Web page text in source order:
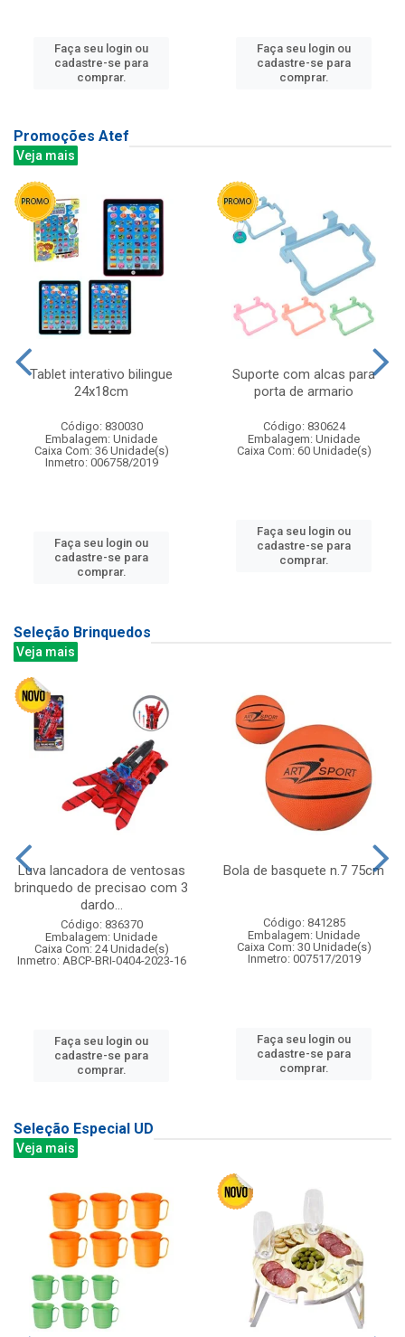
Faça seu login ou
cadastre-se para
comprar.
Faça seu login ou
cadastre-se para
comprar.
Promoções Atef
Veja mais
Tablet interativo bilingue
24x18cm
Código: 830030
Embalagem: Unidade
Caixa Com: 36 Unidade(s)
Inmetro: 006758/2019
Faça seu login ou
cadastre-se para
comprar.
Suporte com alcas para
porta de armario
Código: 830624
Embalagem: Unidade
Caixa Com: 60 Unidade(s)
Faça seu login ou
cadastre-se para
comprar.
Seleção Brinquedos
Veja mais
Luva lancadora de ventosas
brinquedo de precisao com 3
dardo...
Código: 836370
Embalagem: Unidade
Caixa Com: 24 Unidade(s)
Inmetro: ABCP-BRI-0404-2023-16
Faça seu login ou
cadastre-se para
comprar.
Bola de basquete n.7 75cm
Código: 841285
Embalagem: Unidade
Caixa Com: 30 Unidade(s)
Inmetro: 007517/2019
Faça seu login ou
cadastre-se para
comprar.
Seleção Especial UD
Veja mais